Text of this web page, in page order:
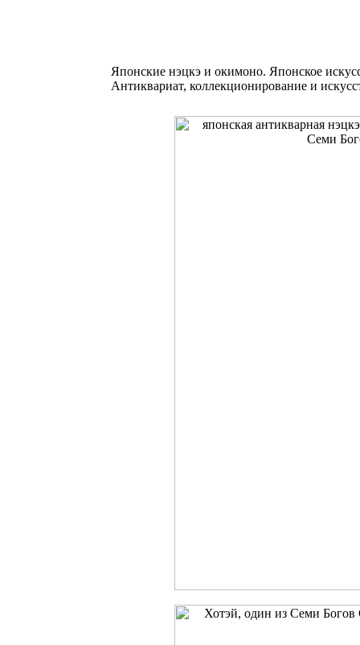
Японские нэцкэ и окимоно. Японское
Антиквариат, коллекционирование и